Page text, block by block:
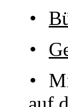
•
•
•